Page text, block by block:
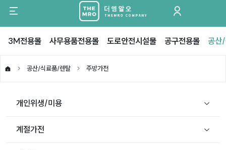
3M전용몰 사무용품전용몰 도로안전시설물 공구전용몰 공산
공산/식료품/렌탈 주방가전
개인위생/미용
계절가전